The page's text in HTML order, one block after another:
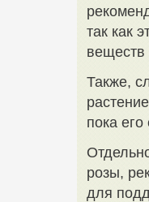
так как
веществ
Также,
пока
розы,
для